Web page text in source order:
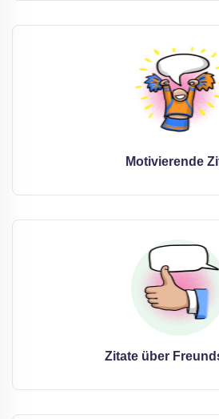
Motivierende
Zitate über